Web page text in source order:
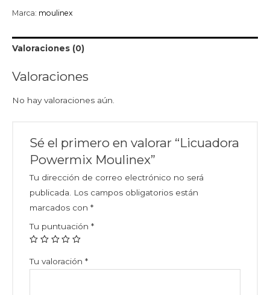
Marca: moulinex
Valoraciones (0)
Valoraciones
No hay valoraciones aún.
Sé el primero en valorar “Licuadora
Powermix Moulinex”
Tu dirección de correo electrónico no será
publicada.
Los campos obligatorios están
marcados con*
Tu puntuación*
Tu valoración*